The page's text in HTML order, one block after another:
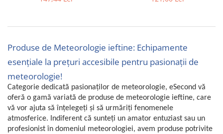
Accesorii tablete
Laptopuri si Accesorii
Telefoane Mobile & accesorii
Wearable & Gadgeturi
Electrocasnice & Climatizare
Accesorii si piese masini spalat
rufe si uscatoare
Produse de Meteorologie ieftine: Echipamente
esențiale la prețuri accesibile pentru pasionații de
meteorologie!
Categorie dedicată pasionaților de meteorologie, eSecond vă
oferă o gamă variată de produse de meteorologie ieftine, care
vă vor ajuta să înțelegeți și să urmăriți fenomenele
atmosferice. Indiferent că sunteți un amator entuziast sau un
profesionist în domeniul meteorologiei, avem produse potrivite